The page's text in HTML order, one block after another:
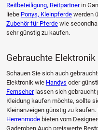
Reitbeteiligung, Reitpartnerin
liebe Ponys, Kleinpferdewerden
Zubehör für Pferdewie
sehr günstig zu kaufen.
Gebrauchte
Schauen Sie sich auch
Elektronik wie Handys oder
Fernseherlassen sich gebraucht
Kleidung kaufen möchte, sollte
Kleinanzeigen günstig zu
Herrenmodebieten vom
Gaderoben.Auch preiswerte